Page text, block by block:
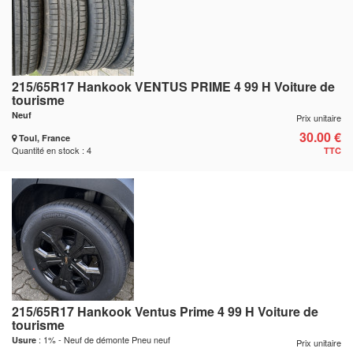
215/65R17 Hankook VENTUS PRIME 4 99 H Voiture de
tourisme
Neuf
Toul, France
Quantité en stock : 4
Prix unitaire
30.00 €
TTC
215/65R17 Hankook Ventus Prime 4 99 H Voiture de
tourisme
Usure : 1% - Neuf de démonte Pneu neuf Prix unitaire